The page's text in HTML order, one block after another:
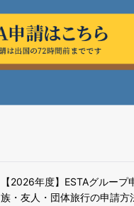
【2026年度】ESTAグループ
族・友人・団体旅行の申請方